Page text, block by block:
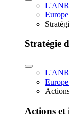
L'ANR
Stratégie
L'ANR
Actions et